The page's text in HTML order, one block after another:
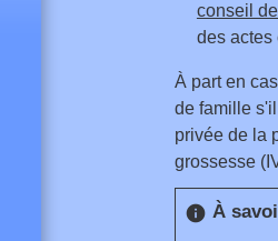
conseil
des actes
À part en
de famille
privée de la
grossesse
info À